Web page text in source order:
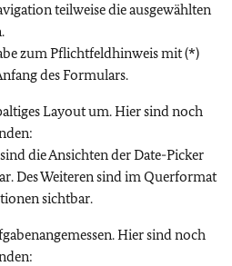
teilweise die ausgewählten
zum Pflichtfeldhinweis mit (*)
des Formulars.
Layout um. Hier sind noch
die Ansichten der Date-Picker
Des Weiteren sind im Querformat
sichtbar.
Hier sind noch